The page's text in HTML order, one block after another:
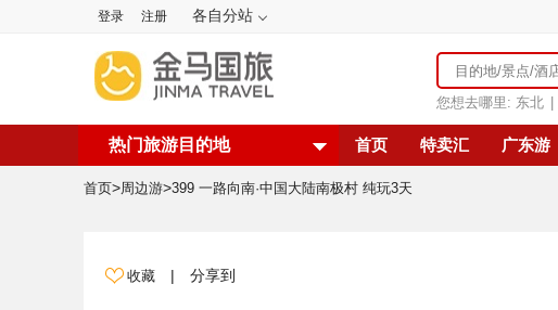
登录 注册 各自分站
您想去哪里: 东北
热门旅游目的地 首页 特卖汇 广东游
首页>周边游>399 一路向南·中国大陆南极村 纯玩3天
收藏 | 分享到